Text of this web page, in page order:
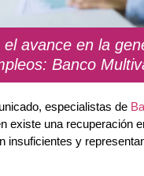
el avance en la
Banco
especialistas de
existe una recuperación
insuficientes y